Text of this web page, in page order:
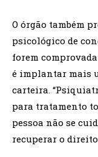
O órgão também
psicológico de
forem
é implantar mais
carteira.
para tratamento
pessoa não se
recuperar o